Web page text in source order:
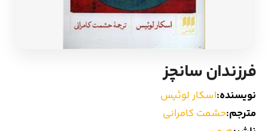
داستان کوتاه
فرزندان سانچز
نویسنده:اسکار لوئیس
مترجم:حشمت کامرانی